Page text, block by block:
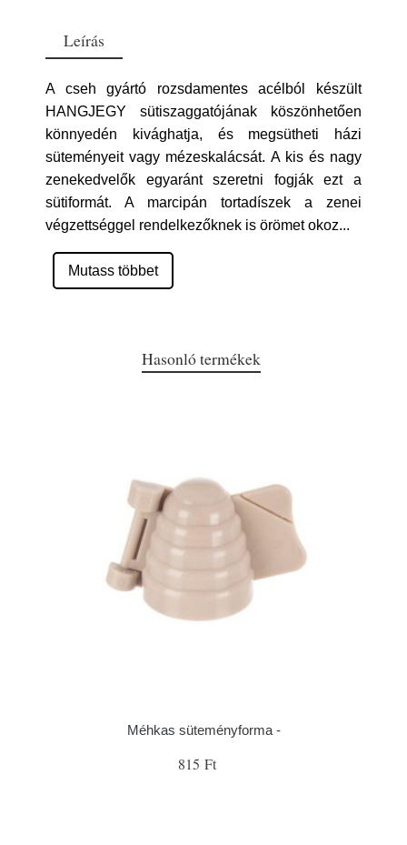
Leírás
A cseh gyártó rozsdamentes acélból készült
HANGJEGY sütiszaggatójának köszönhetően
könnyedén kivághatja, és megsütheti házi
süteményeit vagy mézeskalácsát. A kis és nagy
zenekedvelők egyaránt szeretni fogják ezt a
sütiformát. A marcipán tortadíszek a zenei
végzettséggel rendelkezőknek is örömet okoz...
Mutass többet
Hasonló termékek
Méhkas süteményforma -
815 Ft